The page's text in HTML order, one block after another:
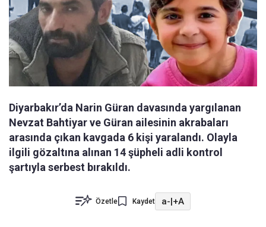
Diyarbakır’da Narin Güran davasında yargılanan
Nevzat Bahtiyar ve Güran ailesinin akrabaları
arasında çıkan kavgada 6 kişi yaralandı. Olayla
ilgili gözaltına alınan 14 şüpheli adli kontrol
şartıyla serbest bırakıldı.
Özetle Kaydet a-|+A